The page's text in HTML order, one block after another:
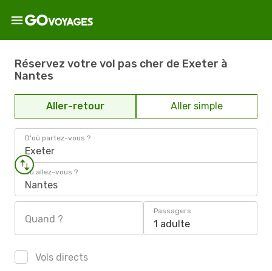
Réservez votre vol pas cher de Exeter à
Nantes
Aller-retour Aller simple
D'où partez-vous ?
Exeter
Où allez-vous ?
Nantes
Quand ?
Passagers
1 adulte
Vols directs